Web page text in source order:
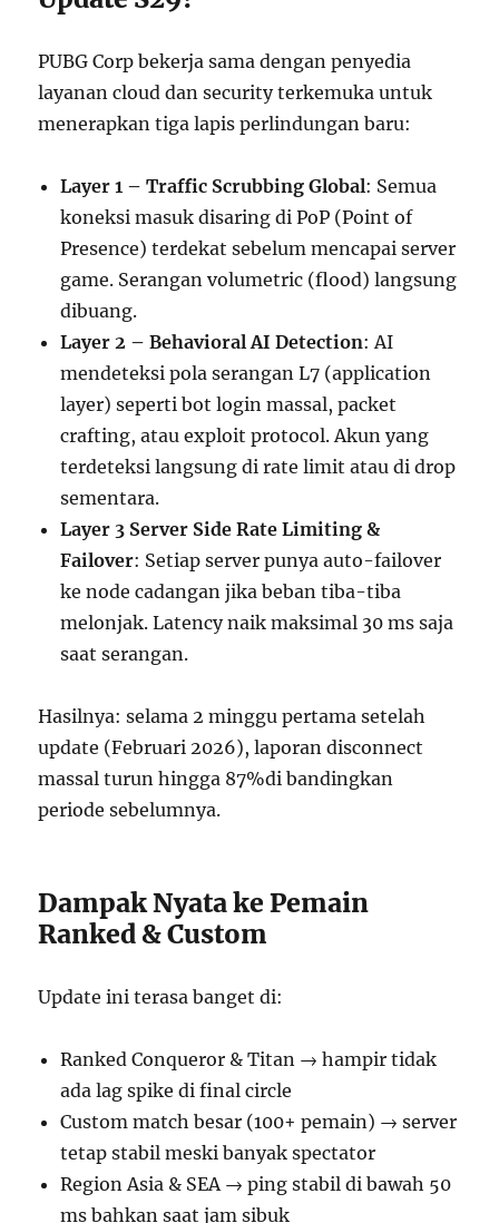
PUBG Corp bekerja sama dengan penyedia
layanan cloud dan security terkemuka untuk
menerapkan tiga lapis perlindungan baru:
Layer 1 – Traffic Scrubbing Global: Semua
koneksi masuk disaring di PoP (Point of
Presence) terdekat sebelum mencapai server
game. Serangan volumetric (flood) langsung
dibuang.
Layer 2 – Behavioral AI Detection: AI
mendeteksi pola serangan L7 (application
layer) seperti bot login massal, packet
crafting, atau exploit protocol. Akun yang
terdeteksi langsung di rate limit atau di drop
sementara.
Layer 3 Server Side Rate Limiting &
Failover: Setiap server punya auto-failover
ke node cadangan jika beban tiba-tiba
melonjak. Latency naik maksimal 30 ms saja
saat serangan.
Hasilnya: selama 2 minggu pertama setelah
update (Februari 2026), laporan disconnect
massal turun hingga 87%di bandingkan
periode sebelumnya.
Dampak Nyata ke Pemain
Ranked & Custom
Update ini terasa banget di:
Ranked Conqueror & Titan → hampir tidak
ada lag spike di final circle
Custom match besar (100+ pemain) → server
tetap stabil meski banyak spectator
Region Asia & SEA → ping stabil di bawah 50
ms bahkan saat jam sibuk